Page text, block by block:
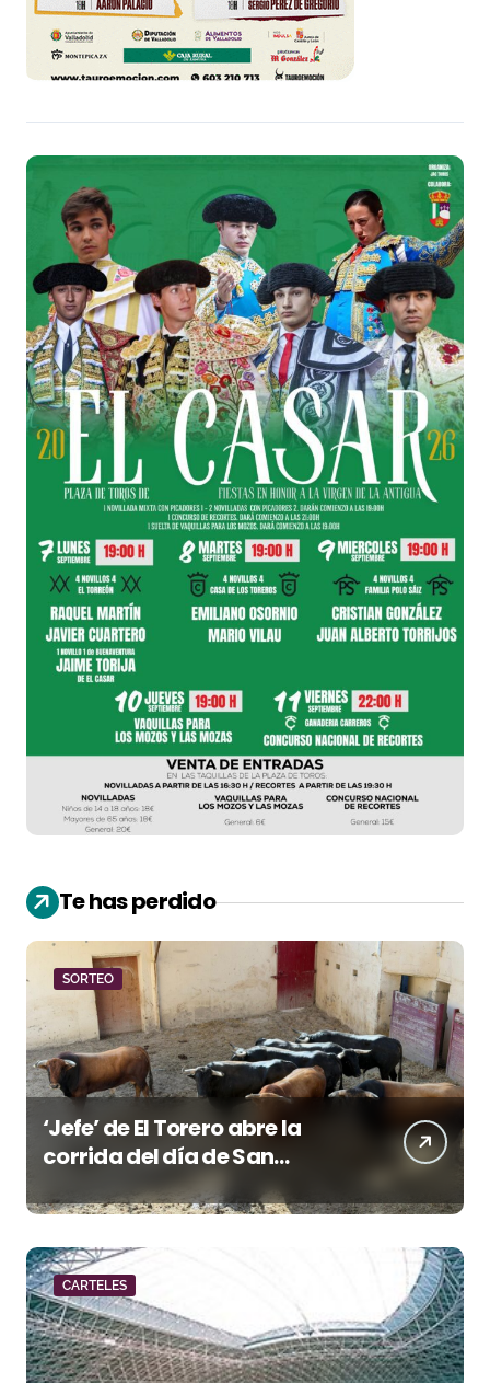
Te has perdido
SORTEO
‘Jefe’ de El Torero abre la
corrida del día de San
Lorenzo en Huesca
CARTELES